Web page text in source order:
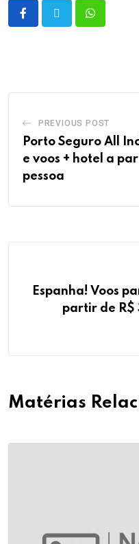
PREVIOUS POST
Porto Seguro All
e voos + hotel a
pessoa
Espanha! Voos
partir de R$
Matérias